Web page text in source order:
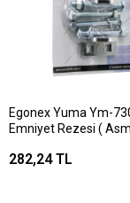
Egonex Yuma Ym-
Emniyet Rezesi (
282,24 TL